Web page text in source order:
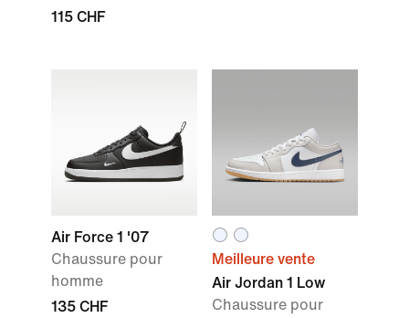
115 CHF
Air Force 1 '07
Chaussure pour
homme
135 CHF
Meilleure vente
Air Jordan 1 Low
Chaussure pour